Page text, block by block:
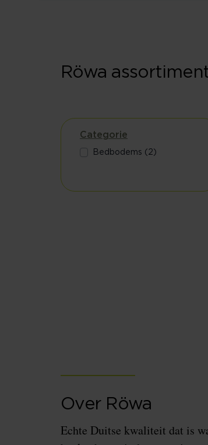
Röwa
Categorie
Bedbodems (2)
Over Röwa
Echte Duitse kwaliteit dat is